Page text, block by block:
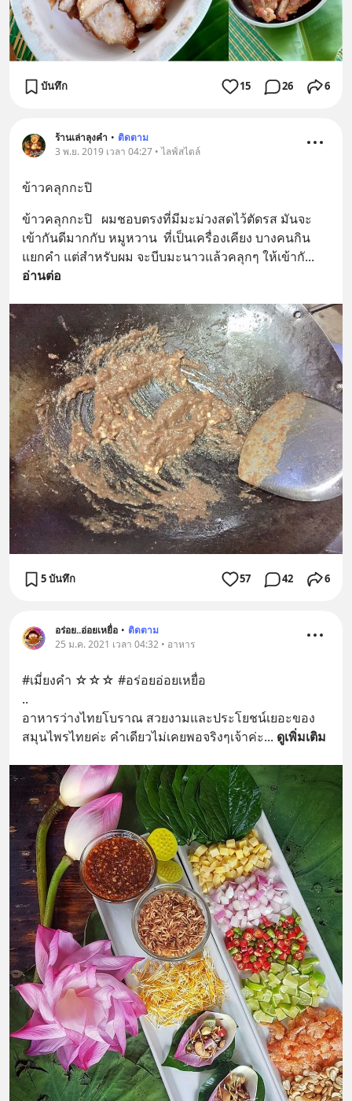
บันทึก 15 26 6
ร้านเล่าลุงคำ • ติดตาม
3 พ.ย. 2019 เวลา 04:27 • ไลฟ์สไตล์
ข้าวคลุกกะปิ
ข้าวคลุกกะปิ   ผมชอบตรงที่มีมะม่วงสดไว้ตัดรส มันจะ
เข้ากันดีมากกับ หมูหวาน  ที่เป็นเครื่องเคียง บางคนกิน
แยกคำ แต่สำหรับผม จะบีบมะนาวแล้วคลุกๆ ให้เข้ากั
อ่านต่อ
5 บันทึก 57 42 6
อร่อย..อ่อยเหยื่อ • ติดตาม
25 ม.ค. 2021 เวลา 04:32 • อาหาร
#เมี่ยงคำ ☆☆☆ #อร่อยอ่อยเหยื่อ
..
อาหารว่างไทยโบราณ สวยงามและประโยชน์เยอะของ
สมุนไพรไทยค่ะ คำเดียวไม่เคยพอจริงๆเจ้าค่ะ... ดูเพิ่มเติม